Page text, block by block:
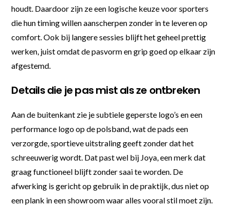
houdt. Daardoor zijn ze een logische keuze voor sporters
die hun timing willen aanscherpen zonder in te leveren op
comfort. Ook bij langere sessies blijft het geheel prettig
werken, juist omdat de pasvorm en grip goed op elkaar zijn
afgestemd.
Details die je pas mist als ze ontbreken
Aan de buitenkant zie je subtiele geperste logo’s en een
performance logo op de polsband, wat de pads een
verzorgde, sportieve uitstraling geeft zonder dat het
schreeuwerig wordt. Dat past wel bij Joya, een merk dat
graag functioneel blijft zonder saai te worden. De
afwerking is gericht op gebruik in de praktijk, dus niet op
een plank in een showroom waar alles vooral stil moet zijn.